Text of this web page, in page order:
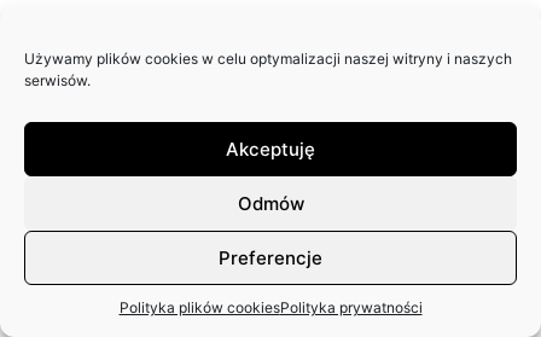
Używamy plików cookies w celu optymalizacji naszej witryny i naszych
serwisów.
Akceptuję
Odmów
Preferencje
Polityka plików cookiesPolityka prywatności